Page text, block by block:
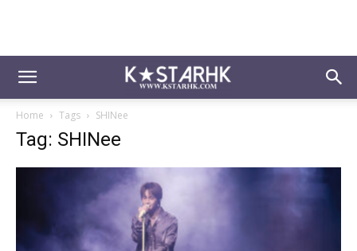
Home Tags SHINee
Tag: SHINee